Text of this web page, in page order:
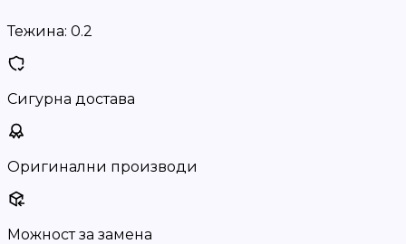
Тежина: 0.2
Сигурна достава
Оригинални производи
Можност за замена